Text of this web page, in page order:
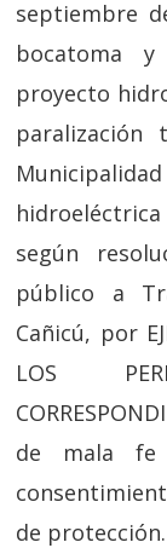
septiembre
bocatoma
proyecto
según
público a
Cañicú, por
LOS
de mala fe
de protección.